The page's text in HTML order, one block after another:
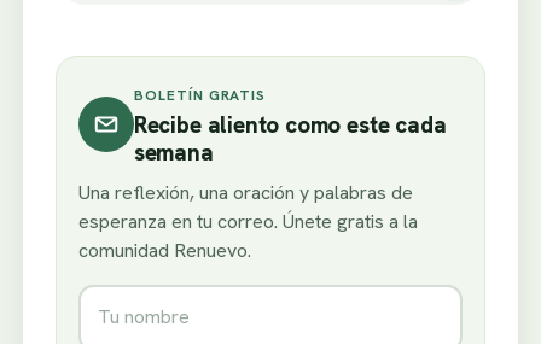
BOLETÍN GRATIS
Recibe aliento como este cada
semana
Una reflexión, una oración y palabras de
esperanza en tu correo. Únete gratis a la
comunidad Renuevo.
Nombre